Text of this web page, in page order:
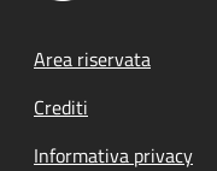
Footer menu
Area riservata
Crediti
Informativa privacy